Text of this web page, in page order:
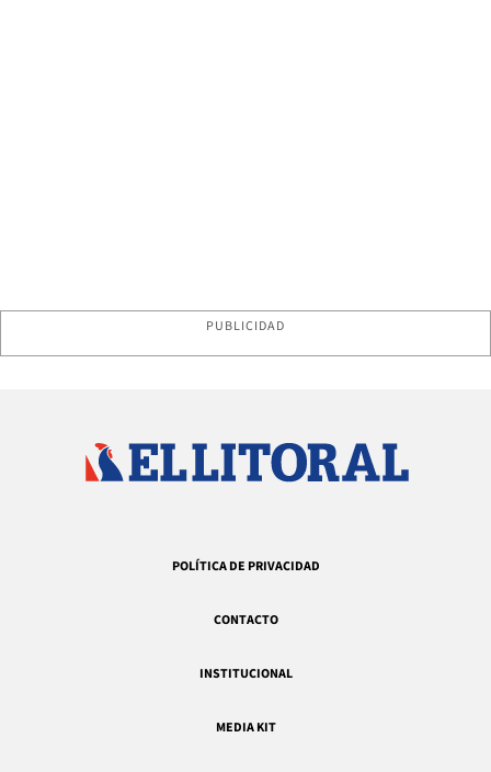
PUBLICIDAD
POLÍTICA DE PRIVACIDAD
CONTACTO
INSTITUCIONAL
MEDIA KIT